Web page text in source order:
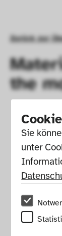
Sie
unter
Zurück zur
the